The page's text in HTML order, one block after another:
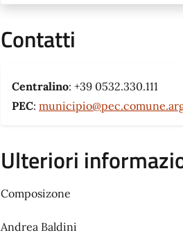
Contatti
Centralino: +39 0532.330.111
PEC:
Ulteriori
Composizone
Andrea Baldini